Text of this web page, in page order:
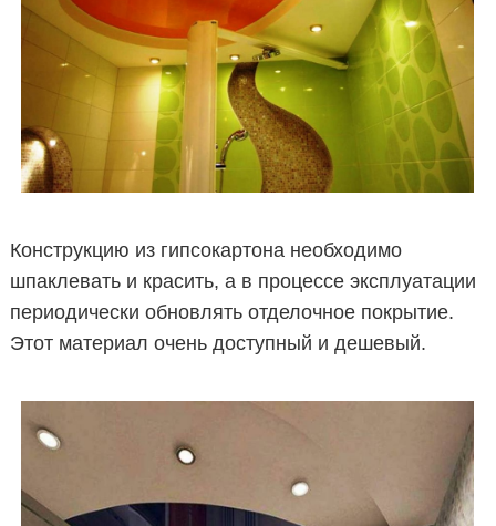
Конструкцию из гипсокартона необходимо
шпаклевать и красить, а в процессе эксплуатации
периодически обновлять отделочное покрытие.
Этот материал очень доступный и дешевый.